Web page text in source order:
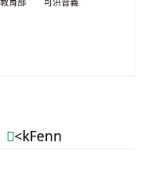
育部 可洪音義
<kFenn